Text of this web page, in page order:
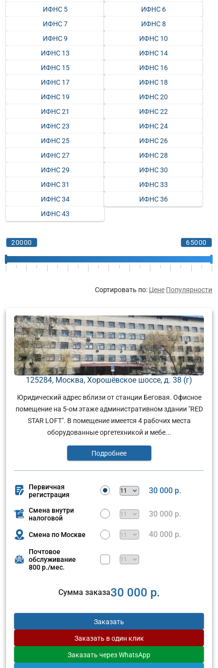
ИФНС 5
ИФНС 6
ИФНС 7
ИФНС 8
ИФНС 9
ИФНС 10
ИФНС 13
ИФНС 14
ИФНС 15
ИФНС 16
ИФНС 17
ИФНС 18
ИФНС 19
ИФНС 20
ИФНС 21
ИФНС 22
ИФНС 23
ИФНС 24
ИФНС 25
ИФНС 26
ИФНС 27
ИФНС 28
ИФНС 29
ИФНС 30
ИФНС 31
ИФНС 33
ИФНС 34
ИФНС 36
ИФНС 43
Сортировать по: Цене Популярности
125284, Москва, Хорошёвское шоссе, д. 38 (г)
Юридический адрес вблизи от станции Беговая. Офисное
помещение на 5-ом этаже административном здании "RED
STAR LOFT". В помещение имеется 4 рабочих места
оборудованные оргетехникой и мебе...
Подробнее
Первичная
регистрация
30 000 р.
Смена внутри
налоговой
30 000 р.
Смена по Москве 40 000 р.
Почтовое
обслуживание
800 р./мес.
Сумма заказа30 000 р.
Заказать
Заказать в один клик
Заказать через WhatsApp